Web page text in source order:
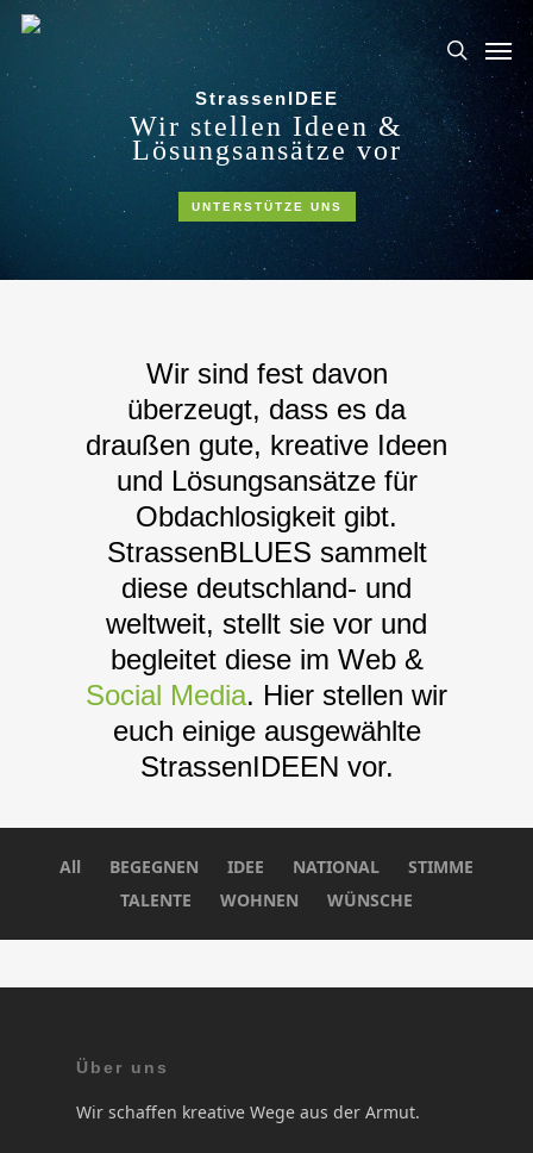
Skip
main
search
StrassenIDEE
Wir stellen Ideen &
Lösungsansätze vor
UNTERSTÜTZE UNS
Wir sind fest davon
überzeugt, dass es da
draußen gute, kreative Ideen
und Lösungsansätze für
Obdachlosigkeit gibt.
StrassenBLUES sammelt
diese deutschland- und
weltweit, stellt sie vor und
begleitet diese im Web &
Social Media. Hier stellen wir
euch einige ausgewählte
StrassenIDEEN vor.
All BEGEGNEN IDEE NATIONAL
STIMME
TALENTE
WOHNEN WÜNSCHE
Über uns
Wir schaffen kreative Wege aus der Armut.